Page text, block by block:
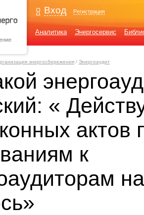
Вход Регистрация
Аналитика Энергосервис
энергосбережения / Энергоаудит
«
актов
к